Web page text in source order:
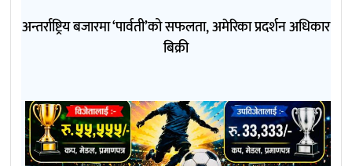
अन्तर्राष्ट्रिय बजारमा ‘पार्वती’को सफलता, अमेरिका प्रदर्शन अधिकार
बिक्री